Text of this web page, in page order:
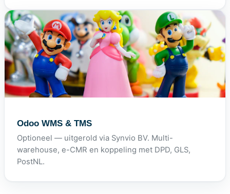
Odoo WMS & TMS
Optioneel — uitgerold via Synvio BV. Multi-
warehouse, e-CMR en koppeling met DPD, GLS,
PostNL.